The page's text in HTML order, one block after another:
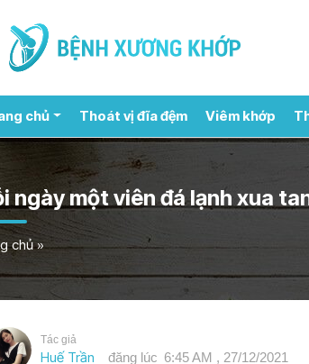
chủ Thoát vị đĩa đệm Viêm khớp
ngày một viên đá lạnh xua
chủ»
Tác giả
Huế Trần đăng lúc 6:45 AM , 27/12/2021